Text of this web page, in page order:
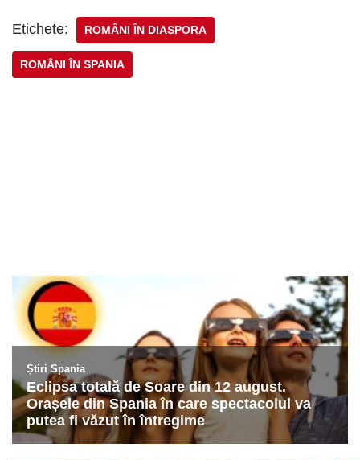
Etichete: ROMÂNI ÎN DIASPORA
ROMÂNI ÎN SPANIA